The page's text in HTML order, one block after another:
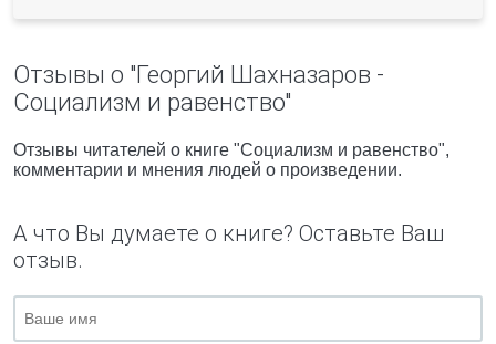
Отзывы о "Георгий Шахназаров -
Социализм и равенство"
Отзывы читателей о книге "Социализм и равенство",
комментарии и мнения людей о произведении.
А что Вы думаете о книге? Оставьте Ваш
отзыв.